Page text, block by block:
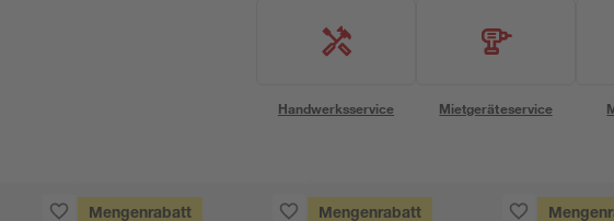
Handwerksservice Mietgeräteservice
Mengenrabatt Mengenrabatt